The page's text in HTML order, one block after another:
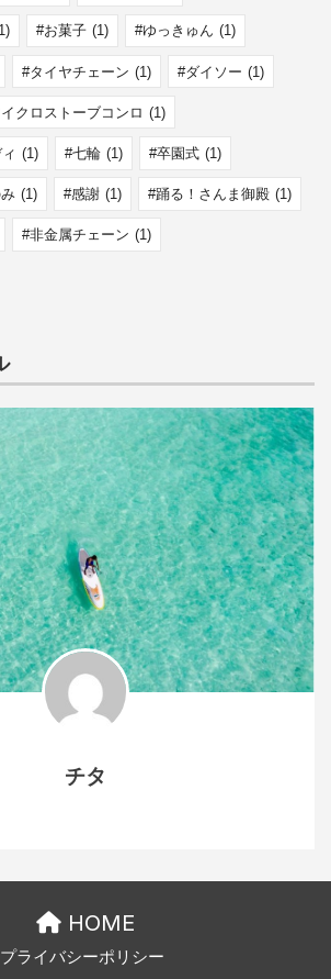
お菓子 (1) ゆっきゅん (1)
タイヤチェーン (1) ダイソー (1)
クロストーブコンロ (1)
(1) 七輪 (1) 卒園式 (1)
(1) 感謝 (1) 踊る！さんま御殿 (1)
非金属チェーン (1)
チタ
HOME
プライバシーポリシー